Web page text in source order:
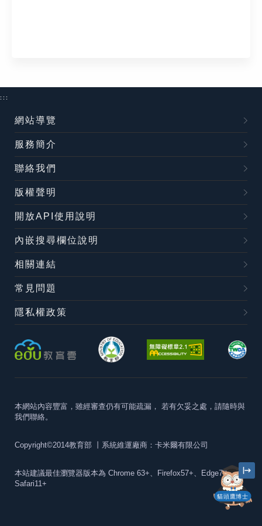
貓頭鷹博士
:::
網站導覽
服務簡介
聯絡我們
版權聲明
開放API使用說明
內嵌搜尋欄位說明
相關連結
常見問題
隱私權政策
本網站內容豐富，雖經審查仍有可能疏漏， 若有欠妥之處，請隨時與
我們聯絡。
Copyright©2014教育部 丨系統維運廠商：卡米爾有限公司
本站建議最佳瀏覽器版本為 Chrome 63+、Firefox57+、Edge79+及
Safari11+